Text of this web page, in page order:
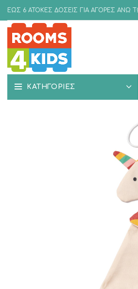
ΕΩΣ 6 ΑΤΟΚΕΣ ΔΟΣΕΙΣ ΓΙΑ ΑΓΟΡΕΣ ΑΝΩ
ΚΑΤΗΓΟΡΙΕΣ